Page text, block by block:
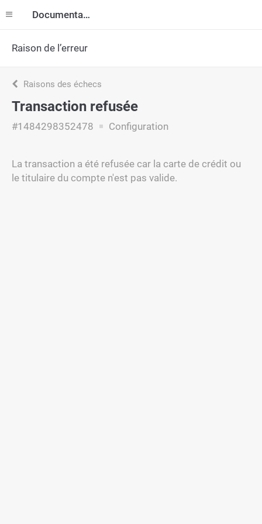
Documentation
Raison de l’erreur
Raisons des échecs
Transaction refusée
#1484298352478 Configuration
La transaction a été refusée car la carte de crédit ou
le titulaire du compte n'est pas valide.